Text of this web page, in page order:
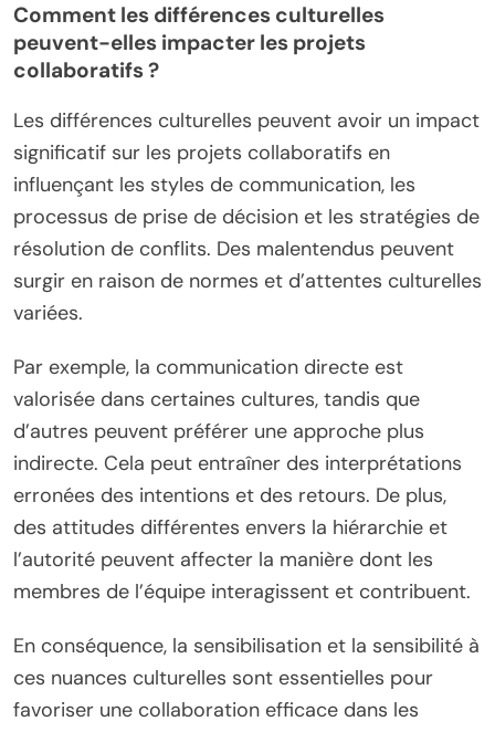
Comment les différences culturelles
peuvent-elles impacter les projets
collaboratifs ?
Les différences culturelles peuvent avoir un impact
significatif sur les projets collaboratifs en
influençant les styles de communication, les
processus de prise de décision et les stratégies de
résolution de conflits. Des malentendus peuvent
surgir en raison de normes et d’attentes culturelles
variées.
Par exemple, la communication directe est
valorisée dans certaines cultures, tandis que
d’autres peuvent préférer une approche plus
indirecte. Cela peut entraîner des interprétations
erronées des intentions et des retours. De plus,
des attitudes différentes envers la hiérarchie et
l’autorité peuvent affecter la manière dont les
membres de l’équipe interagissent et contribuent.
En conséquence, la sensibilisation et la sensibilité à
ces nuances culturelles sont essentielles pour
favoriser une collaboration efficace dans les